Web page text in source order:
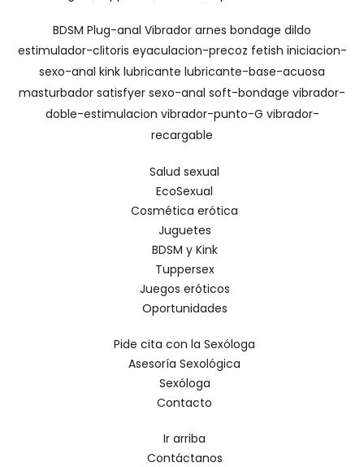
BDSM Plug-anal Vibrador arnes bondage dildo
estimulador-clitoris eyaculacion-precoz fetish iniciacion-
sexo-anal kink lubricante lubricante-base-acuosa
masturbador satisfyer sexo-anal soft-bondage vibrador-
doble-estimulacion vibrador-punto-G vibrador-
recargable
Salud sexual
EcoSexual
Cosmética erótica
Juguetes
BDSM y Kink
Tuppersex
Juegos eróticos
Oportunidades
Pide cita con la Sexóloga
Asesoría Sexológica
Sexóloga
Contacto
Ir arriba
Contáctanos